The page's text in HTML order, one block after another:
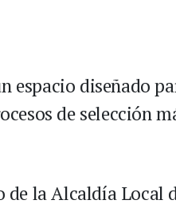
espacio diseñado
de selección
la Alcaldía Local